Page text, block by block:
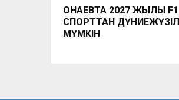
ҚОНАЕВТА 2027 ЖЫЛЫ
СПОРТТАН
МҮМКІН